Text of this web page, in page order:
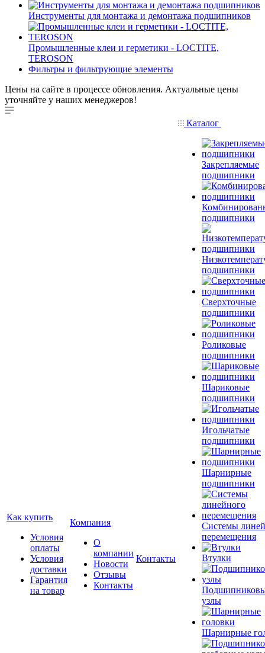
Инструменты для монтажа и демонтажа подшипников
Промышленные клеи и герметики - LOCTITE,
TEROSON
Фильтры и фильтрующие элементы
Цены на сайте в процессе обновления. Актуальные цены
уточняйте у наших менеджеров!
Как купить
Условия
оплаты
Условия
доставки
Гарантия
на товар
Компания
О
компании
Новости
Отзывы
Контакты
Контакты
Каталог
Закрепляемые
подшипники
подшипники
подшипники
Сверхточные
подшипники
Роликовые
подшипники
Шариковые
подшипники
Игольчатые
подшипники
Шарнирные
подшипники
Системы
перемещения
Втулки
узлы
Шарнирные